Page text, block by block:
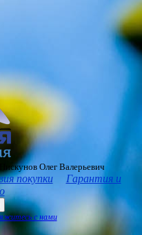
Олег Валерьевич
покупки
Гарантия и
с нами